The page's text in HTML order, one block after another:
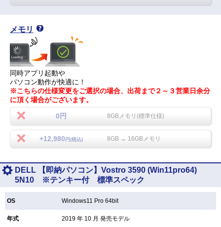
メモリ
同時アプリ起動や
パソコン動作が快適に！
※こちらの仕様変更をご選択の場合、出荷まで２～３営業日余分
に頂く場合がございます。
0円 8GBメモリ(標準仕様)
+12,980 円(税込) 8GB → 16GBメモリ
DELL 【即納パソコン】Vostro 3590 (Win11pro64)
5N10 ※テンキー付 標準スペック
OS Windows11 Pro 64bit
年式 2019 年 10 月 発売モデル